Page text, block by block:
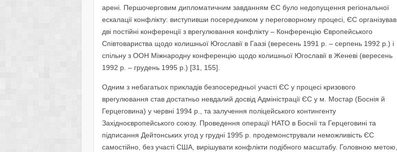
арені. Першочерговим дипломатичним завданням ЄС було недопущення регіональної
ескалації конфлікту: виступивши посередником у переговорному процесі, ЄС організував
дві постійні конференції з врегулювання конфлікту – Конференцію Європейського
Співтовариства щодо колишньої Югославії в Гаазі (вересень 1991 р. – серпень 1992 р.) і
спільну з ООН Міжнародну конференцію щодо колишньої Югославії в Женеві (вересень
1992 р. – грудень 1995 р.) [31, 155].
Одним з небагатьох прикладів безпосередньої участі ЄС у процесі кризового
врегулювання став достатньо невдалий досвід Адміністрації ЄС у м. Мостар (Боснія й
Герцеговина) у червні 1994 р., та залучення поліцейського контингенту
Західноєвропейського союзу. Проведення операції НАТО в Боснії та Герцеговині та
підписання Дейтонських угод у грудні 1995 р. продемонстрували неможливість ЄС
самостійно, без участі США, вирішувати конфлікти подібного масштабу. Головною метою,